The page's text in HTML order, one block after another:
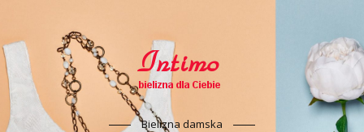
Bielizna damska